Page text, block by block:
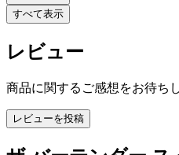
すべて表示
レビュー
商品に関するご感想をお待ち
レビューを投稿